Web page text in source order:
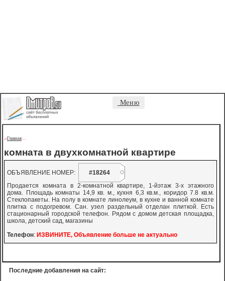
Меню
->Главная - -
комната в двухкомнатной квартире
ОБЪЯВЛЕНИЕ НОМЕР:
#18264
Продается комната в 2-комнатной квартире, 1-йэтаж 3-х этажного
дома. Площадь комнаты 14,9 кв. м., кухня 6,3 кв.м., коридор 7.8 кв.м.
Стеклопакеты. На полу в комнате линолеум, в кухне и ванной комнате
плитка с подогревом. Сан. узел раздельный отделан плиткой. Есть
стационарный городской телефон. Рядом с домом детская площадка,
школа, детский сад, магазины
Телефон: ИЗВИНИТЕ, Объявление больше не актуально
Последние добавления на сайт: